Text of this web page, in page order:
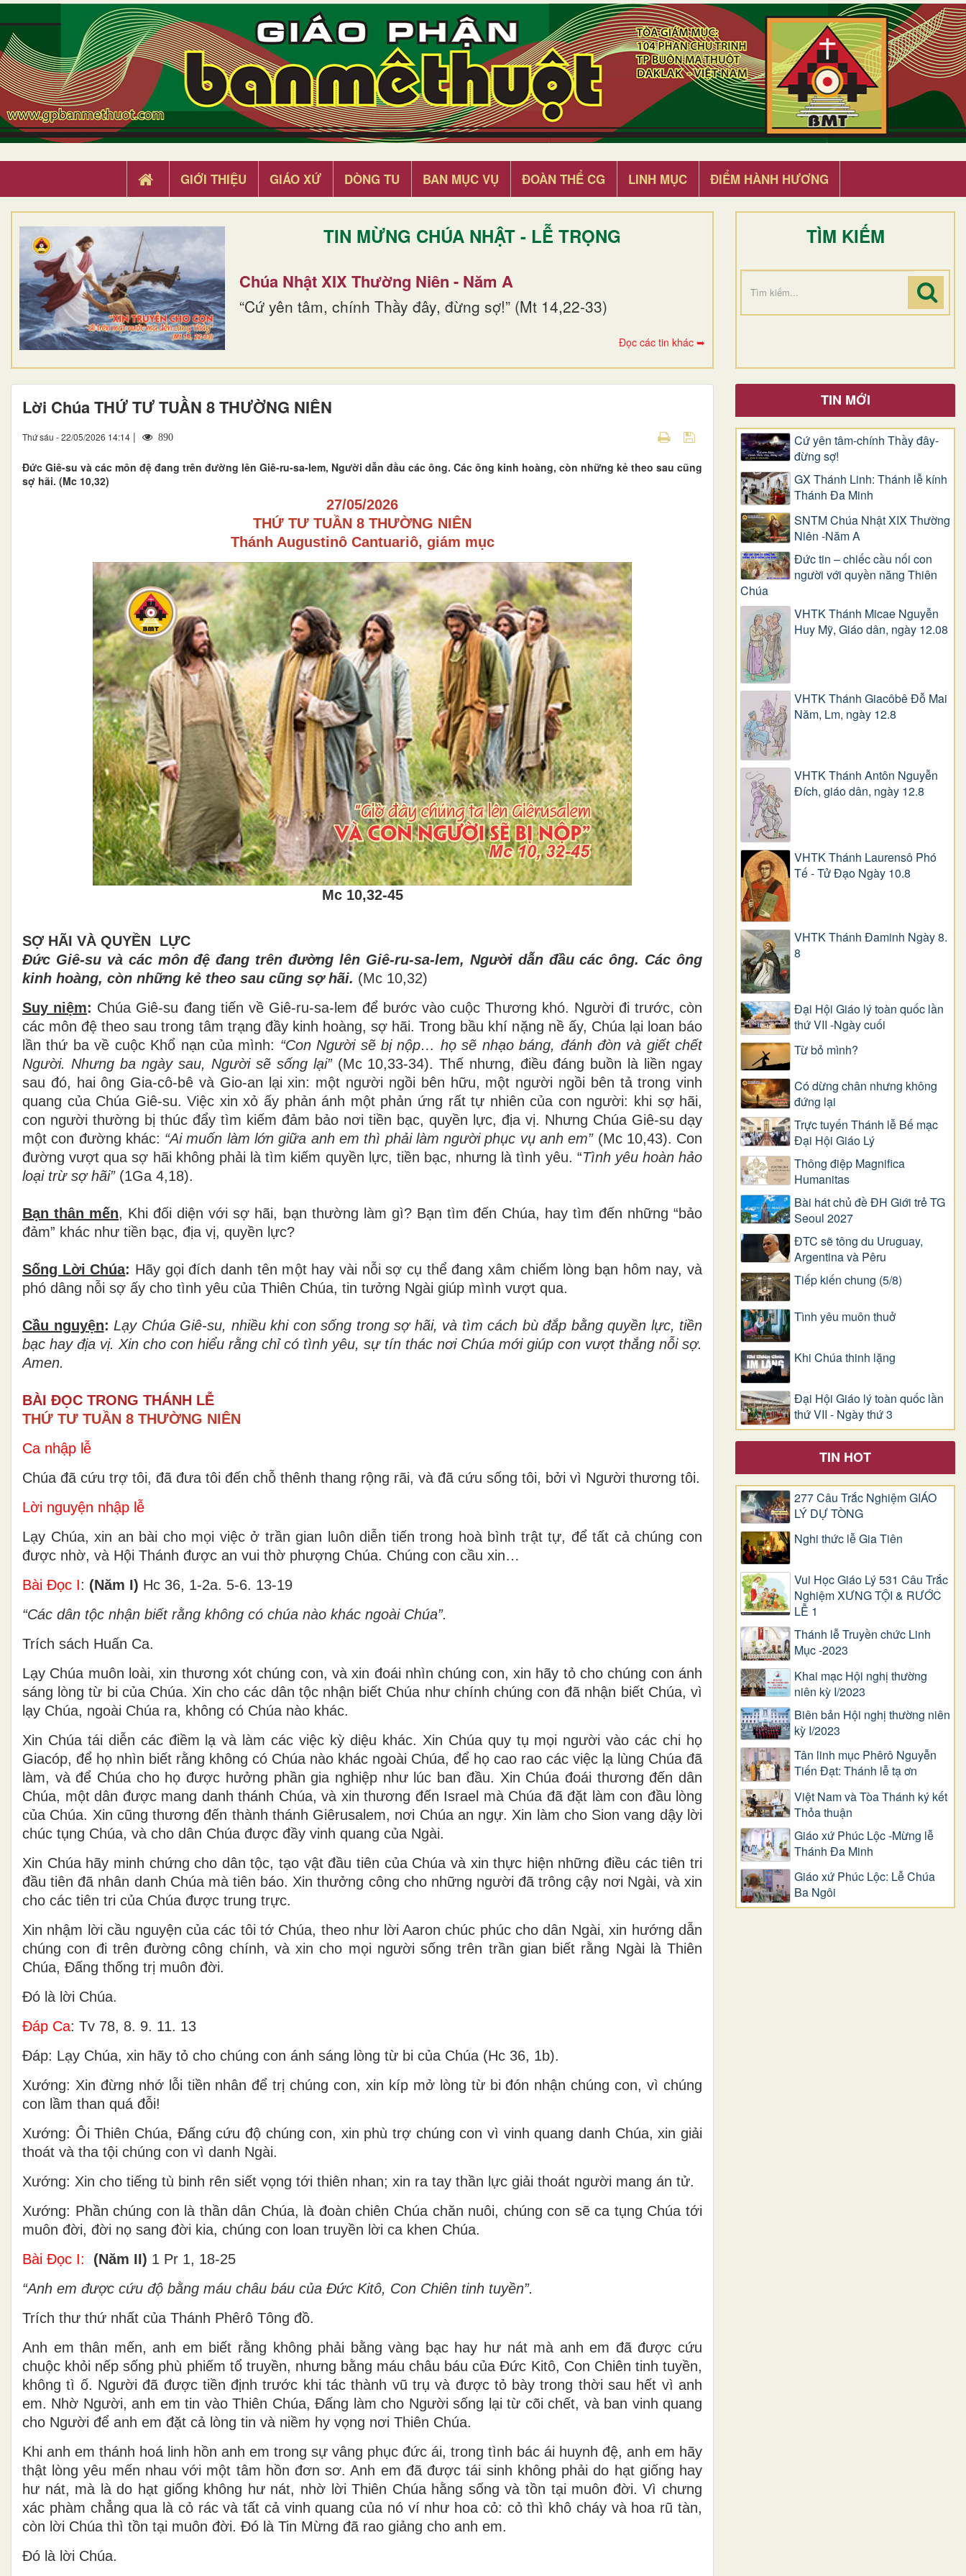
GIỚI THIỆU GIÁO XỨ DÒNG TU BAN MỤC VỤ ĐOÀN THỂ CG LINH MỤC ĐIỂM HÀNH HƯƠNG
TIN MỪNG CHÚA NHẬT - LỄ TRỌNG
Chúa Nhật XIX Thường Niên - Năm A
“Cứ yên tâm, chính Thầy đây, đừng sợ!” (Mt 14,22-33)
Đọc các tin khác ➥
TÌM KIẾM
Lời Chúa THỨ TƯ TUẦN 8 THƯỜNG NIÊN
Thứ sáu - 22/05/2026 14:14 | 890
Đức Giê-su và các môn đệ đang trên đường lên Giê-ru-sa-lem, Người dẫn đầu các ông. Các ông kinh hoàng, còn những kẻ theo sau cũng
sợ hãi. (Mc 10,32)
27/05/2026
THỨ TƯ TUẦN 8 THƯỜNG NIÊN
Thánh Augustinô Cantuariô, giám mục
Mc 10,32-45
SỢ HÃI VÀ QUYỀN LỰC
Đức Giê-su vàcác môn đệ đang trênđường lên Giê-ru-sa-lem, Người dẫn đầu cácông. Cácông
kinh hoàng, còn những kẻ theo sau cũng sợhãi. (Mc 10,32)
Suy niệm: Chúa Giê-su đang tiến vềGiê-ru-sa-lem để bước vào cuộc Thương khó. Người đi trước, còn
các mônđệ theo sau trong tâm trạng đầy kinh hoàng, sợ hãi. Trong bầu khí nặng nề ấy, Chúa lại loan báo
lần thứ ba về cuộc Khổ nạn của mình: “Con Người sẽbịnộp… họsẽ nhạo báng, đánh đòn và giết chết
Người. Nhưng ba ngày sau, Người sẽsống lại”(Mc 10,33-34). Thế nhưng,điềuđáng buồn là liền ngay
sau đó, haiông Gia-cô-bê và Gio-an lại xin: một người ngồi bên hữu, một người ngồi bên tảtrong vinh
quang của Chúa Giê-su. Việc xin xỏ ấy phảnánh một phản ứng rất tự nhiên của con người: khi sợhãi,
con người thường bị thúc đẩy tìm kiếm đảm bảo nơi tiền bạc, quyền lực, địa vị. Nhưng Chúa Giê-su dạy
một con đường khác: “Ai muốn làm lớn giữa anh em thì phải làm người phục vụanh em”(Mc 10,43). Con
đường vượt qua sợ hãi không phải là tìm kiếm quyền lực, tiền bạc, nhưng là tình yêu. “Tình yêu hoàn hảo
loại trừsợhãi”(1Ga 4,18).
Bạn thân mến, Khiđối diện với sợ hãi, bạn thường làm gì? Bạn tìm đến Chúa, hay tìmđến những“bảo
đảm” khác như tiền bạc, địa vị, quyền lực?
Sống Lời Chúa: Hãy gọiđích danh tên một hay vài nỗi sợ cụ thể đang xâm chiếm lòng bạn hôm nay, và
phó dâng nỗi sợ ấy cho tình yêu của Thiên Chúa, tin tưởng Ngài giúp mình vượt qua.
Cầu nguyện: Lạy Chúa Giê-su, nhiều khi con sống trong sợhãi, và tìm cách bù đắp bằng quyền lực, tiền
bạc hay địa vị. Xin cho con hiểu rằng chỉcó tình yêu, sựtín thác nơi Chúa mới giúp con vượt thắng nỗi sợ.
Amen.
BÀI ĐỌC TRONG THÁNH LỄ
THỨ TƯ TUẦN 8 THƯỜNG NIÊN
Ca nhập lễ
Chúa đã cứu trợ tôi, đã đưa tôi đến chỗ thênh thang rộng rãi, và đã cứu sống tôi, bởi vì Người thương tôi.
Lời nguyện nhập lễ
Lạy Chúa, xin an bài cho mọi việc ở trần gian luôn diễn tiến trong hoà bình trật tự, để tất cả chúng con
được nhờ, và Hội Thánh được an vui thờ phượng Chúa. Chúng con cầu xin…
Bài Ðọc I: (Năm I) Hc 36, 1-2a. 5-6. 13-19
“Các dân tộc nhận biết rằng không có chúa nào khác ngoài Chúa”.
Trích sách Huấn Ca.
Lạy Chúa muôn loài, xin thương xót chúng con, và xin đoái nhìn chúng con, xin hãy tỏ cho chúng con ánh
sáng lòng từ bi của Chúa. Xin cho các dân tộc nhận biết Chúa như chính chúng con đã nhận biết Chúa, vì
lạy Chúa, ngoài Chúa ra, không có Chúa nào khác.
Xin Chúa tái diễn các điềm lạ và làm các việc kỳ diệu khác. Xin Chúa quy tụ mọi người vào các chi họ
Giacóp, để họ nhìn biết rằng không có Chúa nào khác ngoài Chúa, để họ cao rao các việc lạ lùng Chúa đã
làm, và để Chúa cho họ được hưởng phần gia nghiệp như lúc ban đầu. Xin Chúa đoái thương đến dân
Chúa, một dân được mang danh thánh Chúa, và xin thương đến Israel mà Chúa đã đặt làm con đầu lòng
của Chúa. Xin cũng thương đến thành thánh Giêrusalem, nơi Chúa an ngự. Xin làm cho Sion vang dậy lời
chúc tụng Chúa, và cho dân Chúa được đầy vinh quang của Ngài.
Xin Chúa hãy minh chứng cho dân tộc, tạo vật đầu tiên của Chúa và xin thực hiện những điều các tiên tri
đầu tiên đã nhân danh Chúa mà tiên báo. Xin thưởng công cho những người đã trông cậy nơi Ngài, và xin
cho các tiên tri của Chúa được trung trực.
Xin nhậm lời cầu nguyện của các tôi tớ Chúa, theo như lời Aaron chúc phúc cho dân Ngài, xin hướng dẫn
chúng con đi trên đường công chính, và xin cho mọi người sống trên trần gian biết rằng Ngài là Thiên
Chúa, Ðấng thống trị muôn đời.
Ðó là lời Chúa.
Ðáp Ca: Tv 78, 8. 9. 11. 13
Ðáp: Lạy Chúa, xin hãy tỏ cho chúng con ánh sáng lòng từ bi của Chúa (Hc 36, 1b).
Xướng: Xin đừng nhớ lỗi tiền nhân để trị chúng con, xin kíp mở lòng từ bi đón nhận chúng con, vì chúng
con lầm than quá đỗi!
Xướng: Ôi Thiên Chúa, Ðấng cứu độ chúng con, xin phù trợ chúng con vì vinh quang danh Chúa, xin giải
thoát và tha tội chúng con vì danh Ngài.
Xướng: Xin cho tiếng tù binh rên siết vọng tới thiên nhan; xin ra tay thần lực giải thoát người mang án tử.
Xướng: Phần chúng con là thần dân Chúa, là đoàn chiên Chúa chăn nuôi, chúng con sẽ ca tụng Chúa tới
muôn đời, đời nọ sang đời kia, chúng con loan truyền lời ca khen Chúa.
Bài Ðọc I:
(Năm II) 1 Pr 1, 18-25
“Anh em được cứu độ bằng máu châu báu của Ðức Kitô, Con Chiên tinh tuyền”.
Trích thư thứ nhất của Thánh Phêrô Tông đồ.
Anh em thân mến, anh em biết rằng không phải bằng vàng bạc hay hư nát mà anh em đã được cứu
chuộc khỏi nếp sống phù phiếm tổ truyền, nhưng bằng máu châu báu của Ðức Kitô, Con Chiên tinh tuyền,
không tì ố. Người đã được tiền định trước khi tác thành vũ trụ và được tỏ bày trong thời sau hết vì anh
em. Nhờ Người, anh em tin vào Thiên Chúa, Ðấng làm cho Người sống lại từ cõi chết, và ban vinh quang
cho Người để anh em đặt cả lòng tin và niềm hy vọng nơi Thiên Chúa.
Khi anh em thánh hoá linh hồn anh em trong sự vâng phục đức ái, trong tình bác ái huynh đệ, anh em hãy
thật lòng yêu mến nhau với một tâm hồn đơn sơ. Anh em đã được tái sinh không phải do hạt giống hay
hư nát, mà là do hạt giống không hư nát, nhờ lời Thiên Chúa hằng sống và tồn tại muôn đời. Vì chưng
xác phàm chẳng qua là cỏ rác và tất cả vinh quang của nó ví như hoa cỏ: cỏ thì khô cháy và hoa rũ tàn,
còn lời Chúa thì tồn tại muôn đời. Ðó là Tin Mừng đã rao giảng cho anh em.
Ðó là lời Chúa.
TIN MỚI
Cứ yên tâm-chính Thầy đây-
đừng sợ!
GX Thánh Linh: Thánh lễ kính
Thánh Đa Minh
SNTM Chúa Nhật XIX Thường
Niên -Năm A
Đức tin – chiếc cầu nối con
người với quyền năng Thiên
Chúa
VHTK Thánh Micae Nguyễn
Huy Mỹ, Giáo dân, ngày 12.08
VHTK Thánh Giacôbê Ðỗ Mai
Năm, Lm, ngày 12.8
VHTK Thánh Antôn Nguyễn
Ðích, giáo dân, ngày 12.8
VHTK Thánh Laurensô Phó
Tế - Tử Đạo Ngày 10.8
VHTK Thánh Đaminh Ngày 8.
8
Đại Hội Giáo lý toàn quốc lần
thứ VII -Ngày cuối
Từ bỏ mình?
Có dừng chân nhưng không
đứng lại
Trực tuyến Thánh lễ Bế mạc
Đại Hội Giáo Lý
Thông điệp Magnifica
Humanitas
Bài hát chủ đề ĐH Giới trẻ TG
Seoul 2027
ĐTC sẽ tông du Uruguay,
Argentina và Pêru
Tiếp kiến chung (5/8)
Tình yêu muôn thuở
Khi Chúa thinh lặng
Đại Hội Giáo lý toàn quốc lần
thứ VII - Ngày thứ 3
TIN HOT
277 Câu Trắc Nghiệm GIÁO
LÝ DỰ TÒNG
Nghi thức lễ Gia Tiên
Vui Học Giáo Lý 531 Câu Trắc
Nghiệm XƯNG TỘI & RƯỚC
LỄ 1
Thánh lễ Truyền chức Linh
Mục -2023
Khai mạc Hội nghị thường
niên kỳ I/2023
Biên bản Hội nghị thường niên
kỳ I/2023
Tân linh mục Phêrô Nguyễn
Tiến Đạt: Thánh lễ tạ ơn
Việt Nam và Tòa Thánh ký kết
Thỏa thuận
Giáo xứ Phúc Lộc -Mừng lễ
Thánh Đa Minh
Giáo xứ Phúc Lộc: Lễ Chúa
Ba Ngôi